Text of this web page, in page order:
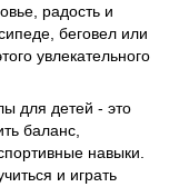
радость и
беговел или
увлекательного
для детей - это
баланс,
навыки.
и играть